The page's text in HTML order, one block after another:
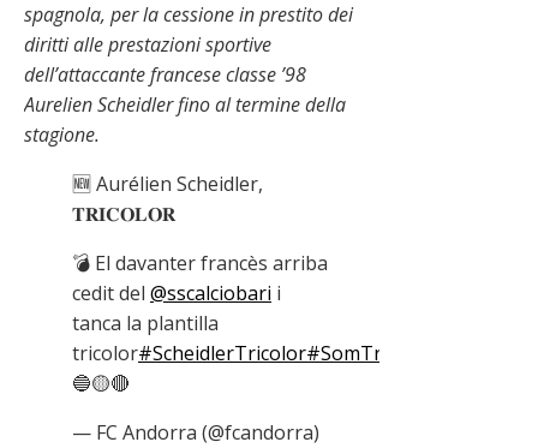
spagnola, per la cessione in prestito dei
diritti alle prestazioni sportive
dell’attaccante francese classe ’98
Aurelien Scheidler fino al termine della
stagione.
🆕 Aurélien Scheidler,
𝐓𝐑𝐈𝐂𝐎𝐋𝐎𝐑
💣 El davanter francès arriba
cedit del @sscalciobari i
tanca la plantilla
tricolor#ScheidlerTricolor#SomTricolors
🔵🟡🔴
— FC Andorra (@fcandorra)